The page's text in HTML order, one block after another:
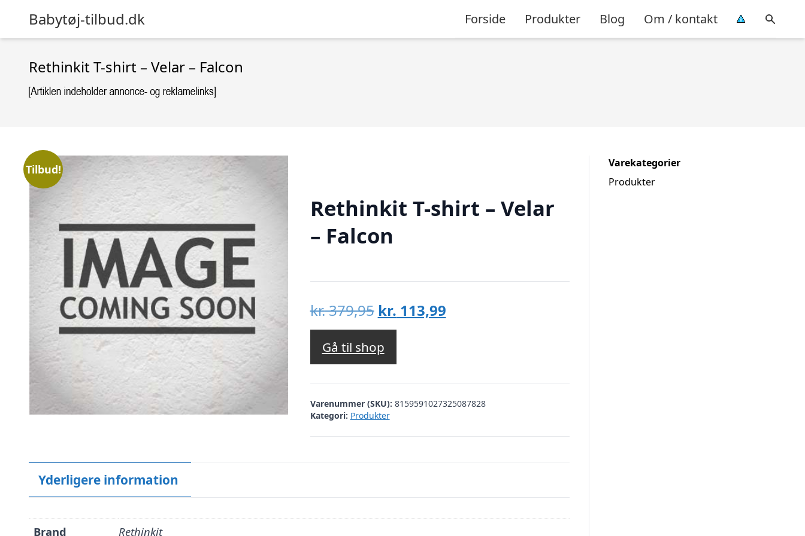
Babytøj-tilbud.dk Forside Produkter Blog Om / kontakt
Rethinkit T-shirt – Velar – Falcon
Tilbud!
Rethinkit T-shirt – Velar
– Falcon
kr.379,95 Den
oprindelige
pris
var:
kr. 379,95.
kr. 113,99Den
kr. 113,99.
Gå til shop
Varenummer (SKU): 8159591027325087828
Kategori: Produkter
Yderligere information
Brand Rethinkit
Varekategorier
Produkter